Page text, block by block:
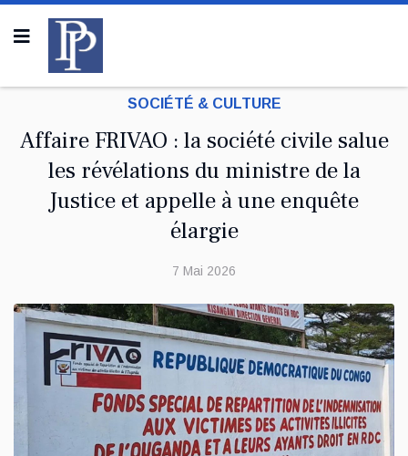
SOCIÉTÉ & CULTURE
Affaire FRIVAO : la société civile salue
les révélations du ministre de la
Justice et appelle à une enquête
élargie
7 Mai 2026